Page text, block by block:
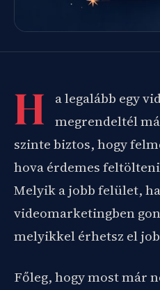
H
a legalább egy
megrendeltél
szinte biztos, hogy
hova érdemes feltölteni
Melyik a jobb felület,
videomarketingben
melyikkel érhetsz el
Főleg, hogy most már